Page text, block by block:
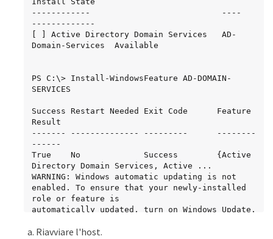
------------                           ----
-------------
[ ] Active Directory Domain Services   AD-
Domain-Services  Available
PS C:\> Install-WindowsFeature AD-DOMAIN-
SERVICES
Success Restart Needed Exit Code      Feature
Result
------- -------------- ---------      --------
------
True    No             Success        {Active
Directory Domain Services, Active ...
WARNING: Windows automatic updating is not
enabled. To ensure that your newly-installed
role or feature is
automatically updated, turn on Windows Update.
Riavviare l'host.